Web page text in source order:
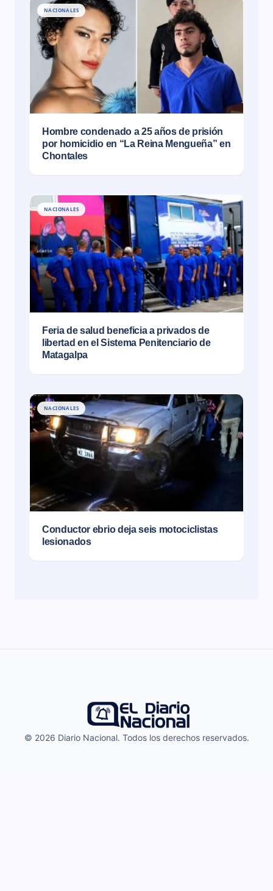
NACIONALES
Hombre condenado a 25 años de prisión
por homicidio en “La Reina Mengueña” en
Chontales
NACIONALES
Feria de salud beneficia a privados de
libertad en el Sistema Penitenciario de
Matagalpa
NACIONALES
Conductor ebrio deja seis motociclistas
lesionados
© 2026 Diario Nacional. Todos los derechos reservados.